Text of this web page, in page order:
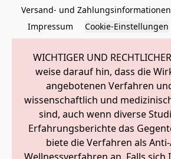
Versand- und Zahlungsinformationen
Impressum
Cookie-Einstellungen